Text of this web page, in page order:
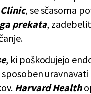
, se sčasoma
prekata,
, ki poškodujejo
Harvard Health